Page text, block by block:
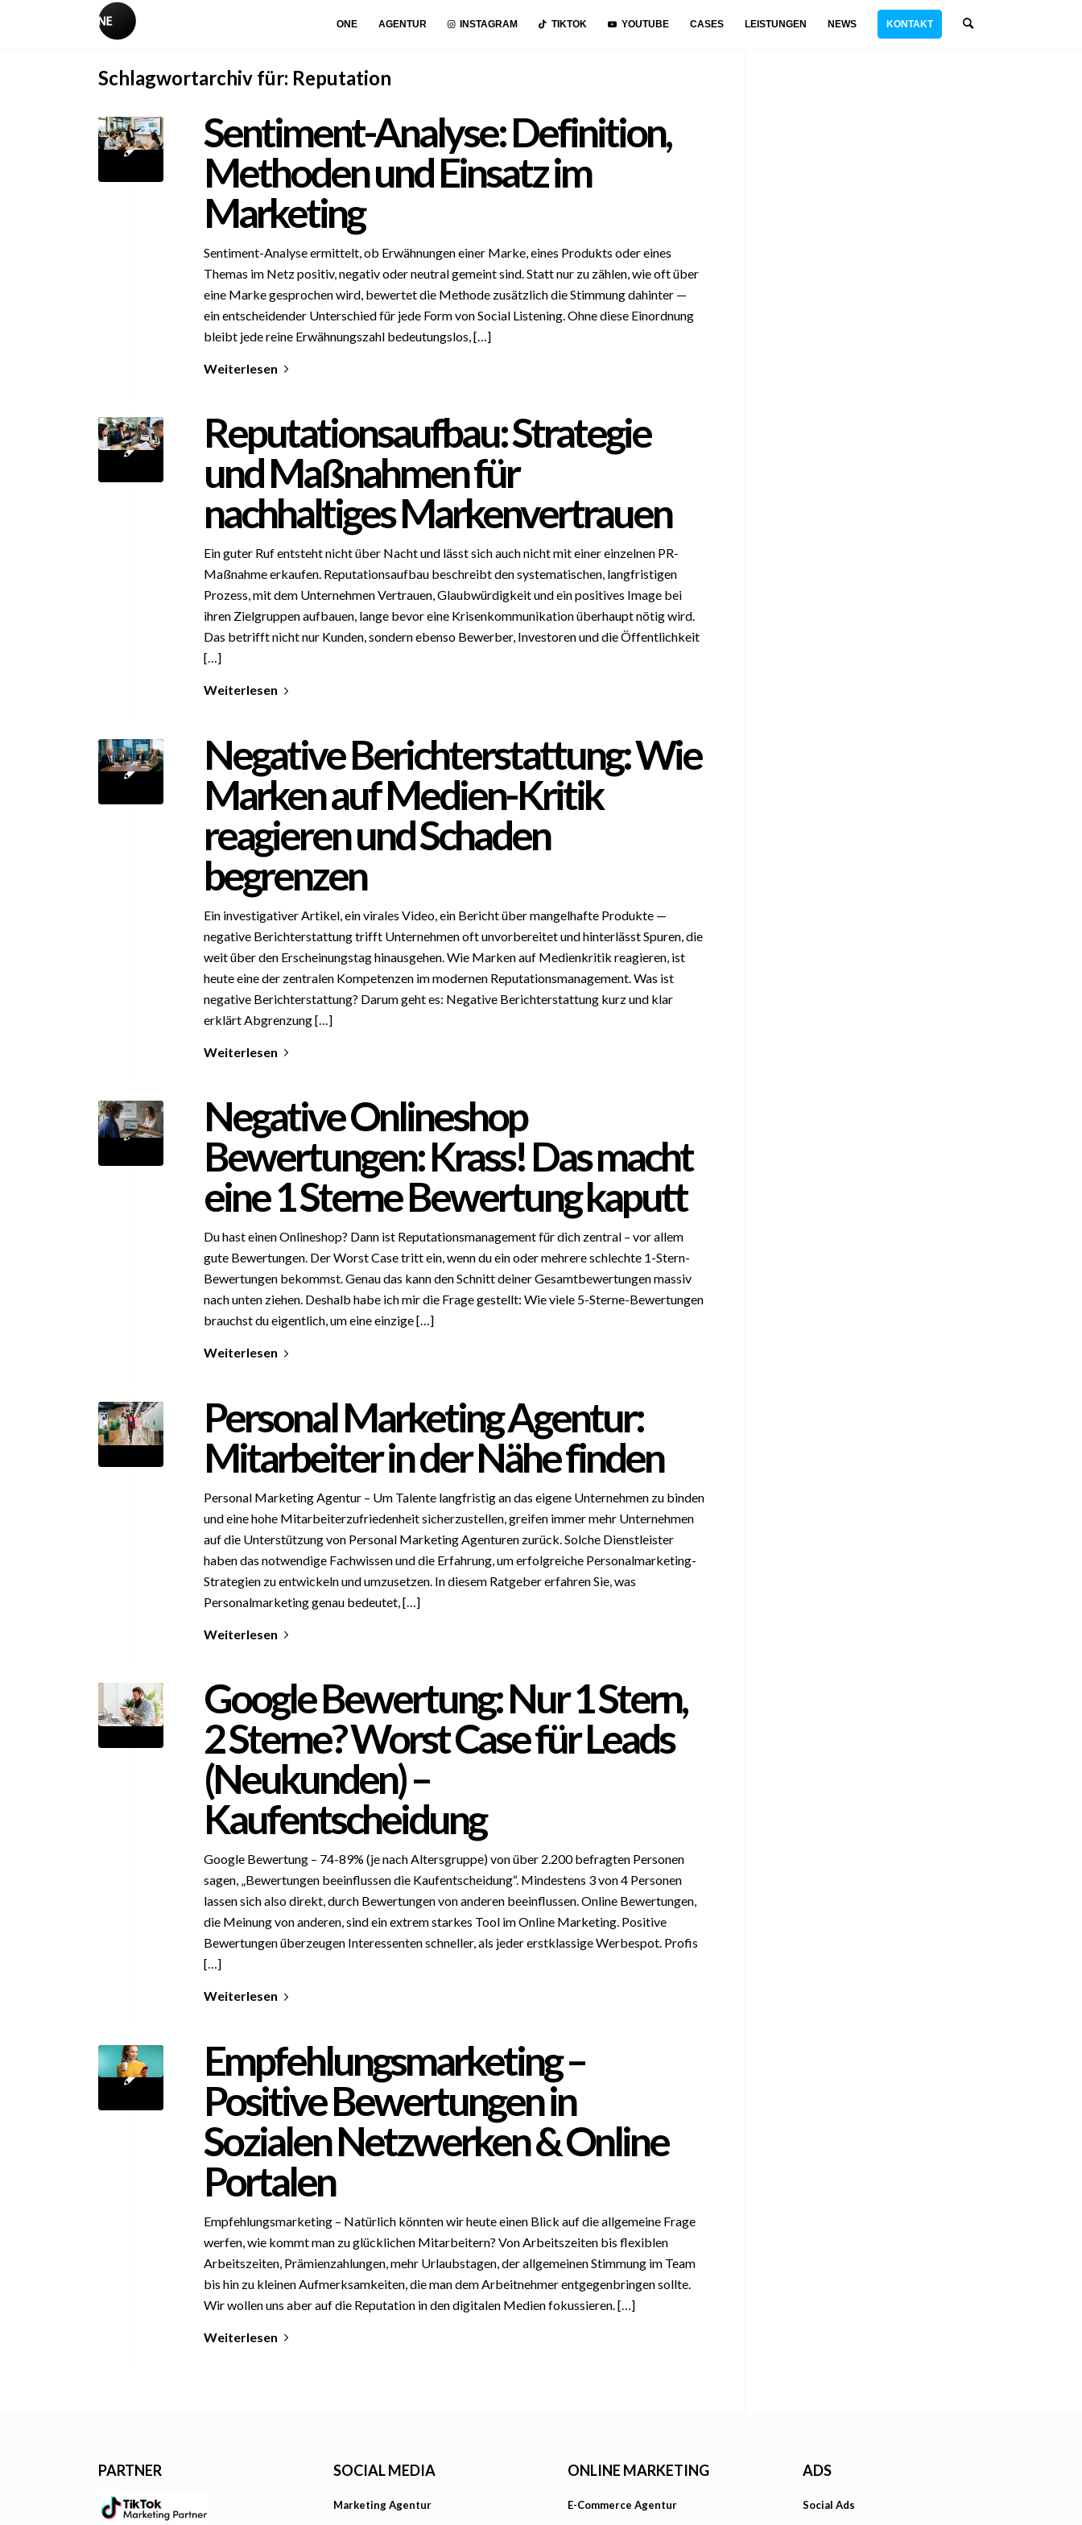
ONE AGENTUR INSTAGRAM TIKTOK YOUTUBE CASES LEISTUNGEN NEWS KONTAKT
Schlagwortarchiv für: Reputation
Sentiment-Analyse: Definition,
Methoden und Einsatz im
Marketing
Sentiment-Analyse ermittelt, ob Erwähnungen einer Marke, eines Produkts oder eines
Themas im Netz positiv, negativ oder neutral gemeint sind. Statt nur zu zählen, wie oft über
eine Marke gesprochen wird, bewertet die Methode zusätzlich die Stimmung dahinter —
ein entscheidender Unterschied für jede Form von Social Listening. Ohne diese Einordnung
bleibt jede reine Erwähnungszahl bedeutungslos, […]
Weiterlesen
Reputationsaufbau: Strategie
und Maßnahmen für
nachhaltiges Markenvertrauen
Ein guter Ruf entsteht nicht über Nacht und lässt sich auch nicht mit einer einzelnen PR-
Maßnahme erkaufen. Reputationsaufbau beschreibt den systematischen, langfristigen
Prozess, mit dem Unternehmen Vertrauen, Glaubwürdigkeit und ein positives Image bei
ihren Zielgruppen aufbauen, lange bevor eine Krisenkommunikation überhaupt nötig wird.
Das betrifft nicht nur Kunden, sondern ebenso Bewerber, Investoren und die Öffentlichkeit
[…]
Weiterlesen
Negative Berichterstattung: Wie
Marken auf Medien-Kritik
reagieren und Schaden
begrenzen
Ein investigativer Artikel, ein virales Video, ein Bericht über mangelhafte Produkte —
negative Berichterstattung trifft Unternehmen oft unvorbereitet und hinterlässt Spuren, die
weit über den Erscheinungstag hinausgehen. Wie Marken auf Medienkritik reagieren, ist
heute eine der zentralen Kompetenzen im modernen Reputationsmanagement. Was ist
negative Berichterstattung? Darum geht es: Negative Berichterstattung kurz und klar
erklärt Abgrenzung […]
Weiterlesen
Negative Onlineshop
Bewertungen: Krass! Das macht
eine 1 Sterne Bewertung kaputt
Du hast einen Onlineshop? Dann ist Reputationsmanagement für dich zentral – vor allem
gute Bewertungen. Der Worst Case tritt ein, wenn du ein oder mehrere schlechte 1-Stern-
Bewertungen bekommst. Genau das kann den Schnitt deiner Gesamtbewertungen massiv
nach unten ziehen. Deshalb habe ich mir die Frage gestellt: Wie viele 5-Sterne-Bewertungen
brauchst du eigentlich, um eine einzige […]
Weiterlesen
Personal Marketing Agentur:
Mitarbeiter in der Nähe finden
Personal Marketing Agentur – Um Talente langfristig an das eigene Unternehmen zu binden
und eine hohe Mitarbeiterzufriedenheit sicherzustellen, greifen immer mehr Unternehmen
auf die Unterstützung von Personal Marketing Agenturen zurück. Solche Dienstleister
haben das notwendige Fachwissen und die Erfahrung, um erfolgreiche Personalmarketing-
Strategien zu entwickeln und umzusetzen. In diesem Ratgeber erfahren Sie, was
Personalmarketing genau bedeutet, […]
Weiterlesen
Google Bewertung: Nur 1 Stern,
2 Sterne? Worst Case für Leads
(Neukunden) –
Kaufentscheidung
Google Bewertung – 74-89% (je nach Altersgruppe) von über 2.200 befragten Personen
sagen, „Bewertungen beeinflussen die Kaufentscheidung“. Mindestens 3 von 4 Personen
lassen sich also direkt, durch Bewertungen von anderen beeinflussen. Online Bewertungen,
die Meinung von anderen, sind ein extrem starkes Tool im Online Marketing. Positive
Bewertungen überzeugen Interessenten schneller, als jeder erstklassige Werbespot. Profis
[…]
Weiterlesen
Empfehlungsmarketing –
Positive Bewertungen in
Sozialen Netzwerken & Online
Portalen
Empfehlungsmarketing – Natürlich könnten wir heute einen Blick auf die allgemeine Frage
werfen, wie kommt man zu glücklichen Mitarbeitern? Von Arbeitszeiten bis flexiblen
Arbeitszeiten, Prämienzahlungen, mehr Urlaubstagen, der allgemeinen Stimmung im Team
bis hin zu kleinen Aufmerksamkeiten, die man dem Arbeitnehmer entgegenbringen sollte.
Wir wollen uns aber auf die Reputation in den digitalen Medien fokussieren. […]
Weiterlesen
PARTNER SOCIAL MEDIA
Marketing Agentur
ONLINE MARKETING
E-Commerce Agentur
ADS
Social Ads